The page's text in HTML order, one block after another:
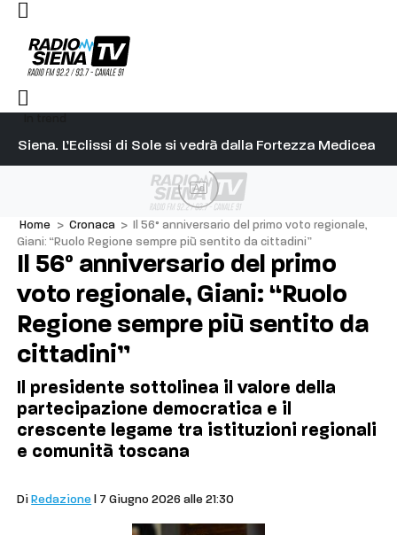
Siena. L’Eclissi di Sole si vedrà dalla Fortezza Medicea
su Diosu sono state poco corrette”
Ad
Home > Cronaca >
Il 56° anniversario del primo voto regionale,
Giani: “Ruolo Regione sempre più sentito da cittadini”
Il 56° anniversario del primo
voto regionale, Giani: “Ruolo
Regione sempre più sentito da
cittadini”
Il presidente sottolinea il valore della
partecipazione democratica e il
crescente legame tra istituzioni regionali
e comunità toscana
Di Redazione | 7 Giugno 2026 alle 21:30